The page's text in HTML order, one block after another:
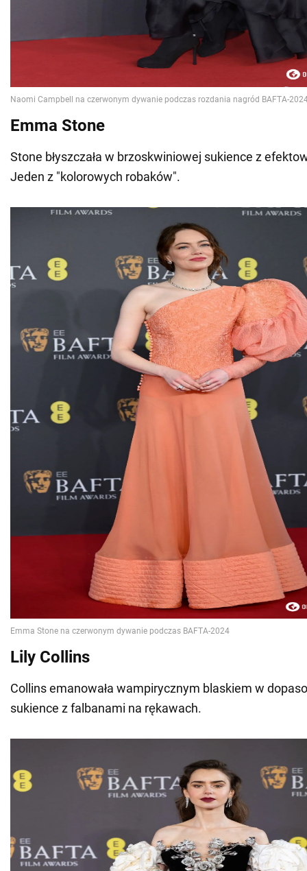
Emma Stone
Stone błyszczała w brzoskwiniowej sukience z
Jeden z "kolorowych robaków".
Lily Collins
Collins emanowała wampirycznym blaskiem w
sukience z falbanami na rękawach.